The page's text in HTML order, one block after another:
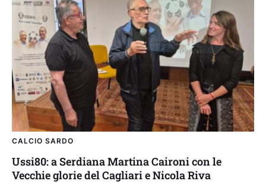
CALCIO SARDO
Ussi80: a Serdiana Martina Caironi con le
Vecchie glorie del Cagliari e Nicola Riva